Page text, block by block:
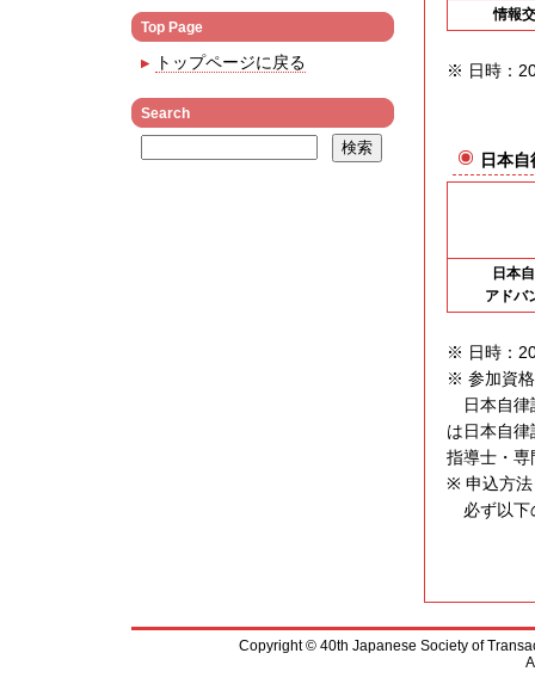
情報
※ 日時：
日本
日本
アドバ
※ 日時：
※ 参加資
日本自律
は日本自
指導士・専
※ 申込方法
必ず以下
Top Page
トップページに戻る
Search
Copyright © 40th Japanese Society of